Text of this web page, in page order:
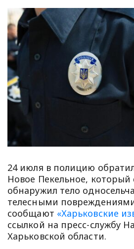
24 июля в полицию
Новое Пекельное,
обнаружил тело
телесными
сообщают «Харьковские
ссылкой на пресс-службу
Харьковской области.